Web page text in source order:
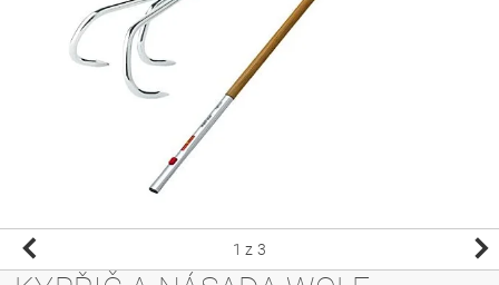
1 z 3